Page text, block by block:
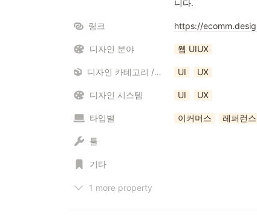
니다.
링크 https://
디자인 분야 웹 UIUX
디자인 카테고리 / 리소스 UI UX
디자인 시스템 UI UX
타입별 이커머스 레퍼런
툴
기타
1 more property